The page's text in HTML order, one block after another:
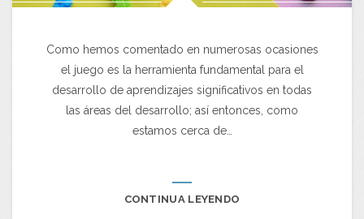
Como hemos comentado en numerosas ocasiones
el juego es la herramienta fundamental para el
desarrollo de aprendizajes significativos en todas
las áreas del desarrollo; así entonces, como
estamos cerca de…
CONTINUA LEYENDO